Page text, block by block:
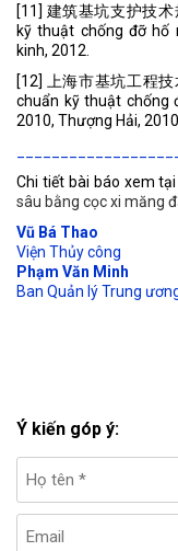
[11] 建筑基坑支护技
kỹ thuật chống đỡ hố
kinh, 2012.
[12] 上海市基坑工程
chuẩn kỹ thuật chống
2010, Thượng Hải, 2010.
Chi tiết bài báo xem tại
sâu bằng cọc xi măng
Vũ Bá Thao
Viện Thủy công
Phạm Văn Minh
Ban Quản lý Trung
Ý kiến góp ý: